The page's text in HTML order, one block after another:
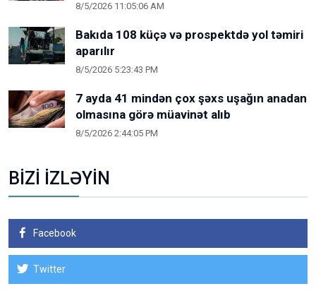
8/5/2026 11:05:06 AM
Bakıda 108 küçə və prospektdə yol təmiri
aparılır
8/5/2026 5:23:43 PM
7 ayda 41 mindən çox şəxs uşağın anadan
olmasına görə müavinət alıb
8/5/2026 2:44:05 PM
BİZİ İZLƏYİN
Facebook
Twitter